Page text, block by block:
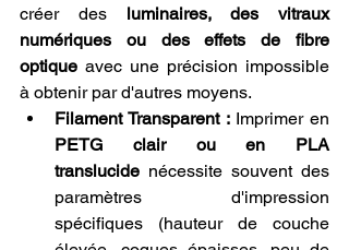
créer des luminaires, des vitraux
numériques ou des effets de fibre
optique avec une précision impossible
à obtenir par d'autres moyens.
Filament Transparent :
PETG clair ou en PLA
translucide nécessite souvent des
paramètres d'impression
spécifiques (hauteur de couche